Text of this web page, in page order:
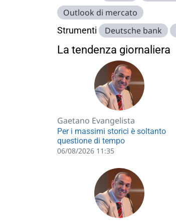
Outlook di mercato
Strumenti Deutsche bank
La tendenza giornaliera
Gaetano Evangelista
Per i massimi storici è soltanto
questione di tempo
06/08/2026 11:35